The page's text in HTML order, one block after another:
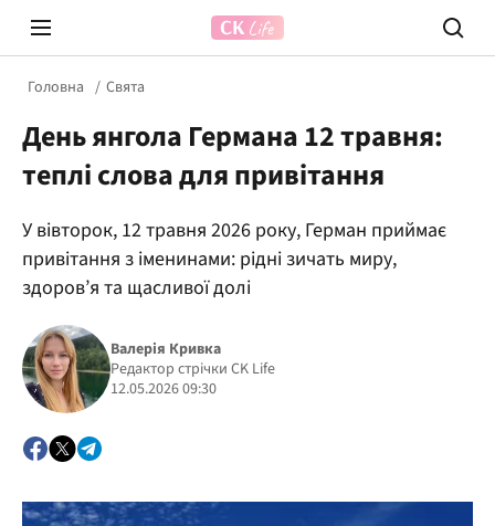
Prosecco Time
Головна Свята
День янгола Германа 12 травня:
теплі слова для привітання
У вівторок, 12 травня 2026 року, Герман приймає
привітання з іменинами: рідні зичать миру,
здоров’я та щасливої долі
Валерія Кривка
Редактор стрічки CK Life
12.05.2026 09:30